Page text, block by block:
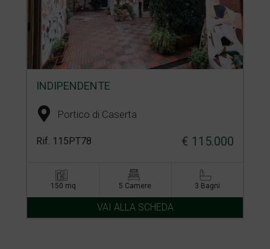
INDIPENDENTE
Portico di Caserta
Rif. 115PT78 € 115.000
150 mq 5 Camere 3 Bagni
VAI ALLA SCHEDA